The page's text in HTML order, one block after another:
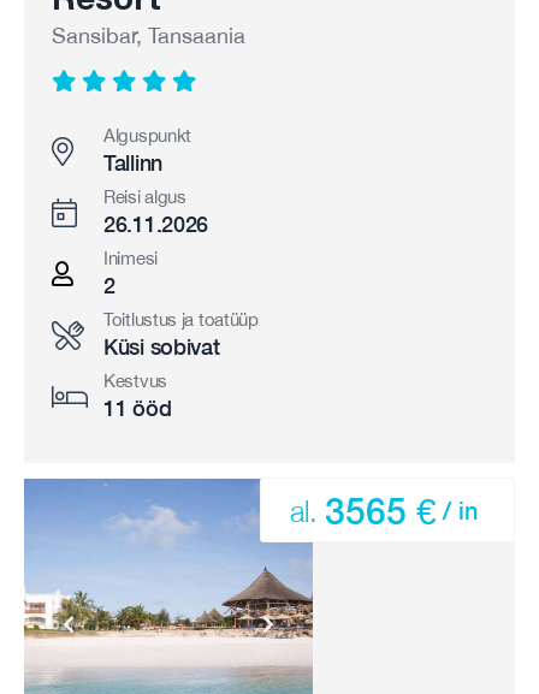
Sansibar, Tansaania
Alguspunkt
Tallinn
Reisi algus
26.11.2026
Inimesi
2
Toitlustus ja toatüüp
Küsi sobivat
Kestvus
11 ööd
al. 3565 € / in